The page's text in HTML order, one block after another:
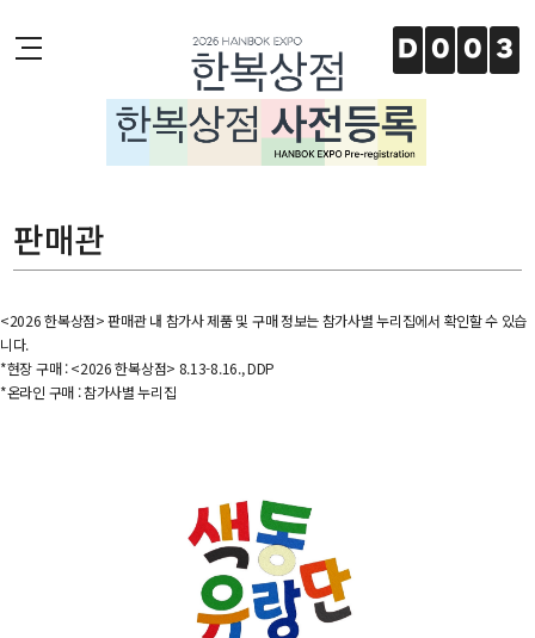
D 0 0 3
판매관
<2026 한복상점> 판매관 내 참가사 제품 및 구매 정보는 참가사별 누리집에서 확인할 수 있습
니다.
*현장 구매 : <2026 한복상점> 8.13-8.16., DDP
*온라인 구매 : 참가사별 누리집